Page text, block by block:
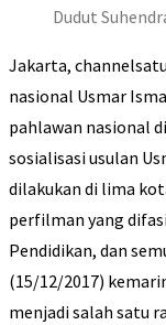
Dudut
Jakarta,
nasional Usmar
pahlawan nasional
sosialisasi usulan
dilakukan di lima
perfilman yang
Pendidikan, dan
(15/12/2017)
menjadi salah satu